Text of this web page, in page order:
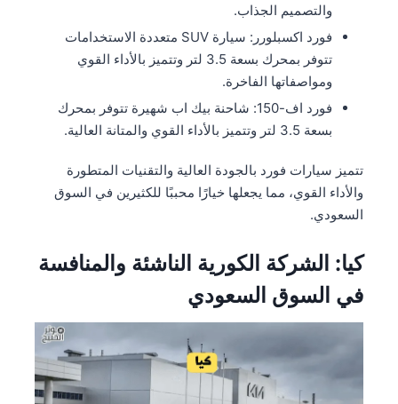
والتصميم الجذاب.
فورد اكسبلورر: سيارة SUV متعددة الاستخدامات
تتوفر بمحرك بسعة 3.5 لتر وتتميز بالأداء القوي
ومواصفاتها الفاخرة.
فورد اف-150: شاحنة بيك اب شهيرة تتوفر بمحرك
بسعة 3.5 لتر وتتميز بالأداء القوي والمتانة العالية.
تتميز سيارات فورد بالجودة العالية والتقنيات المتطورة
والأداء القوي، مما يجعلها خيارًا محببًا للكثيرين في السوق
السعودي.
كيا: الشركة الكورية الناشئة والمنافسة
في السوق السعودي